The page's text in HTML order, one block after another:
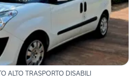
ALTO TRASPORTO DISABILI